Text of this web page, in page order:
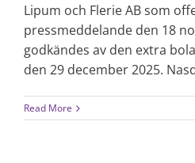
Lipum och Flerie AB som
pressmeddelande den 18
godkändes av den extra
den 29 december 2025.
Read More